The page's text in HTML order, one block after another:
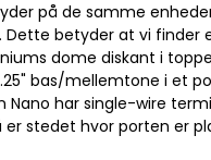
på de samme
Dette betyder at vi finder
dome diskant i
bas/mellemtone i et
Nano har single-wire
er stedet hvor porten er